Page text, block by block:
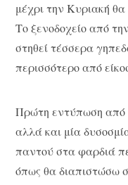
μέχρι την Κυριακή θα
Το ξενοδοχείο από
στηθεί τέσσερα
περισσότερο από
Πρώτη εντύπωση από
αλλά και μία
παντού στα φαρδιά
όπως θα διαπιστώσω